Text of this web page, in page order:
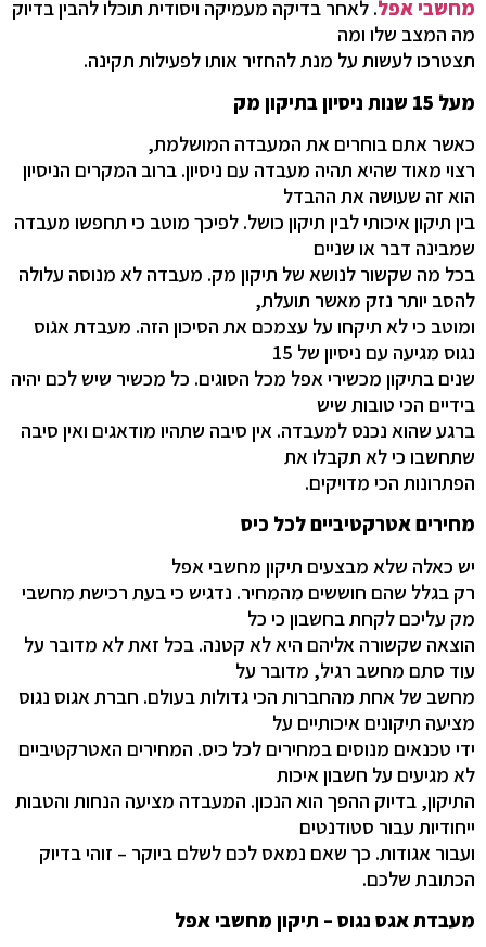
מחשבי אפל. לאחר בדיקה מעמיקה ויסודית תוכלו להבין בדיוק
מה המצב שלו ומה
תצטרכו לעשות על מנת להחזיר אותו לפעילות תקינה.
מעל 15 שנות ניסיון בתיקון מק
כאשר אתם בוחרים את המעבדה המושלמת,
רצוי מאוד שהיא תהיה מעבדה עם ניסיון. ברוב המקרים הניסיון
הוא זה שעושה את ההבדל
בין תיקון איכותי לבין תיקון כושל. לפיכך מוטב כי תחפשו מעבדה
שמבינה דבר או שניים
בכל מה שקשור לנושא של תיקון מק. מעבדה לא מנוסה עלולה
להסב יותר נזק מאשר תועלת,
ומוטב כי לא תיקחו על עצמכם את הסיכון הזה. מעבדת אגוס
נגוס מגיעה עם ניסיון של 15
שנים בתיקון מכשירי אפל מכל הסוגים. כל מכשיר שיש לכם יהיה
בידיים הכי טובות שיש
ברגע שהוא נכנס למעבדה. אין סיבה שתהיו מודאגים ואין סיבה
שתחשבו כי לא תקבלו את
הפתרונות הכי מדויקים.
מחירים אטרקטיביים לכל כיס
יש כאלה שלא מבצעים תיקון מחשבי אפל
רק בגלל שהם חוששים מהמחיר. נדגיש כי בעת רכישת מחשבי
מק עליכם לקחת בחשבון כי כל
הוצאה שקשורה אליהם היא לא קטנה. בכל זאת לא מדובר על
עוד סתם מחשב רגיל, מדובר על
מחשב של אחת מהחברות הכי גדולות בעולם. חברת אגוס נגוס
מציעה תיקונים איכותיים על
ידי טכנאים מנוסים במחירים לכל כיס. המחירים האטרקטיביים
לא מגיעים על חשבון איכות
התיקון, בדיוק ההפך הוא הנכון. המעבדה מציעה הנחות והטבות
ייחודיות עבור סטודנטים
ועבור אגודות. כך שאם נמאס לכם לשלם ביוקר – זוהי בדיוק
הכתובת שלכם.
מעבדת אגס נגוס – תיקון מחשבי אפל